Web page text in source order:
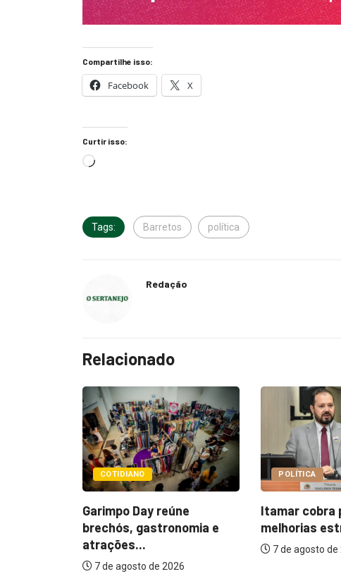
Compartilhe isso:
Facebook X
Curtir isso:
Tags: Barretos política
Redação
Relacionado
POLÍTICA
Itamar cobra prazo para
melhorias estruturais em...
7 de agosto de 2026
POLÍTICA
Paçoca
Prefeitura
internações